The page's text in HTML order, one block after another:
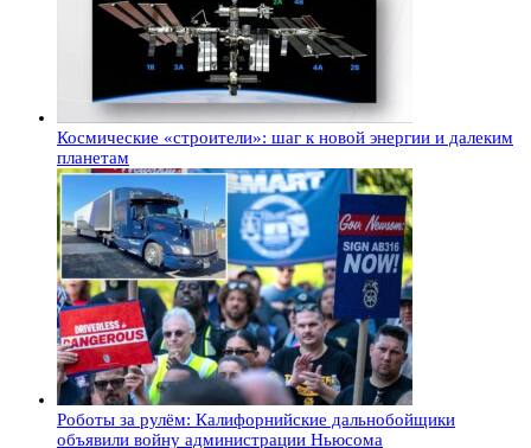
Космические «строители»: шаг к новой энергии и далеким
планетам
Роботы за рулём: Калифорнийские дальнобойщики
объявили войну администрации Ньюсома